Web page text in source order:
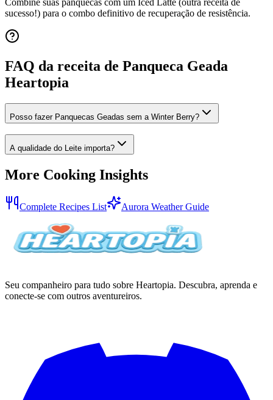
sucesso!) para o combo definitivo de recuperação de resistência.
FAQ da receita de Panqueca Geada
Heartopia
Posso fazer Panquecas Geadas sem a Winter Berry?
A qualidade do Leite importa?
More Cooking Insights
Complete Recipes List Aurora Weather Guide
Seu companheiro para tudo sobre Heartopia. Descubra, aprenda e
conecte-se com outros aventureiros.